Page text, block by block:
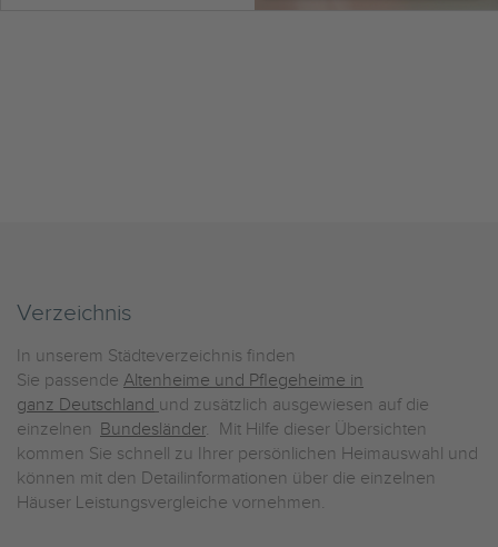
Verzeichnis
In unserem Städteverzeichnis finden
Sie passende Altenheime und Pflegeheime in
ganz Deutschland und zusätzlich ausgewiesen auf die
einzelnen Bundesländer. Mit Hilfe dieser Übersichten
kommen Sie schnell zu Ihrer persönlichen Heimauswahl und
können mit den Detailinformationen über die einzelnen
Häuser Leistungsvergleiche vornehmen.